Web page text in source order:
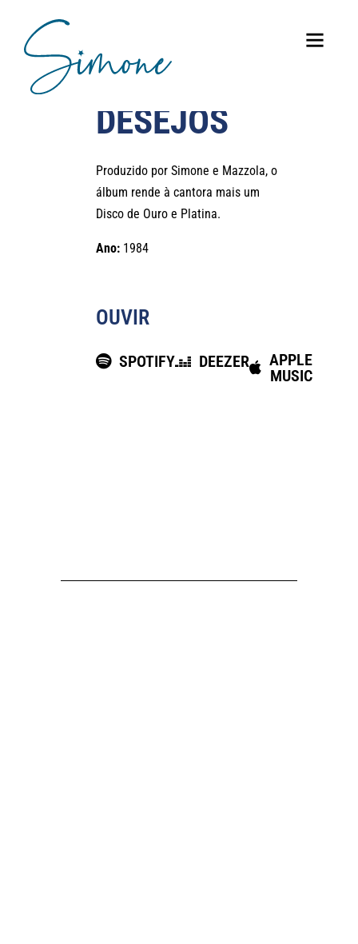
DESEJOS
Produzido por Simone e Mazzola, o
álbum rende à cantora mais um
Disco de Ouro e Platina.
Ano: 1984
OUVIR
SPOTIFY DEEZER
APPLE
MUSIC